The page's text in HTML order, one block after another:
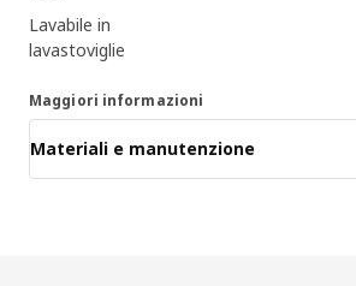
Lavabile in
lavastoviglie
Maggiori informazioni
Materiali e manutenzione